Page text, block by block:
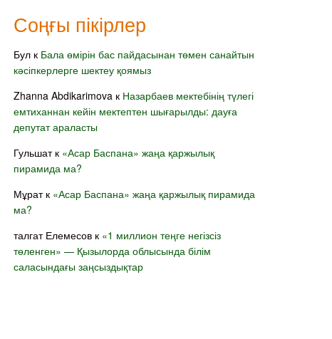
Соңғы пікірлер
Бул к Бала өмірін бас пайдасынан төмен санайтын
кәсіпкерлерге шектеу қоямыз
Zhanna Abdikarimova к Назарбаев мектебінің түлегі
емтиханнан кейін мектептен шығарылды: дауға
депутат араласты
Гульшатк «Асар Баспана» жаңа қаржылық
пирамида ма?
Мұратк «Асар Баспана» жаңа қаржылық пирамида
ма?
талгат Елемесов к «1 миллион теңге негізсіз
төленген» — Қызылорда облысында білім
саласындағы заңсыздықтар